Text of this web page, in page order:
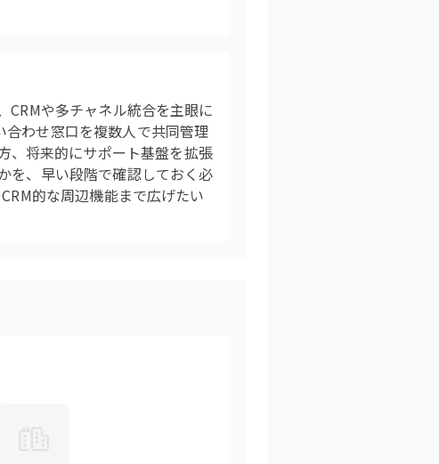
や多チャネル統合を主眼に
わせ窓口を複数人で共同管理
、将来的にサポート基盤を拡張
を、早い段階で確認しておく必
的な周辺機能まで広げたい